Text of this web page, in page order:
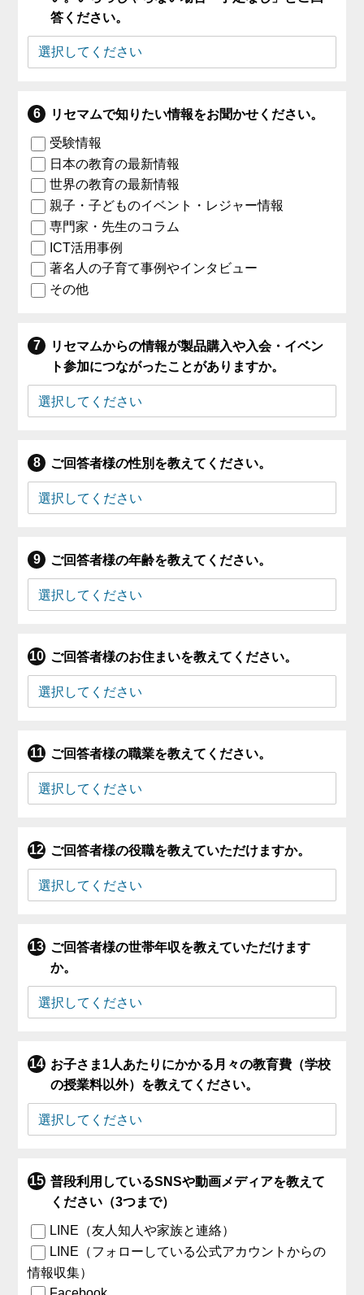
答ください。
リセマムで知りたい情報をお聞かせください。
受験情報
日本の教育の最新情報
世界の教育の最新情報
親子・子どものイベント・レジャー情報
専門家・先生のコラム
ICT活用事例
著名人の子育て事例やインタビュー
その他
リセマムからの情報が製品購入や入会・イベン
ト参加につながったことがありますか。
ご回答者様の性別を教えてください。
ご回答者様の年齢を教えてください。
ご回答者様のお住まいを教えてください。
ご回答者様の職業を教えてください。
ご回答者様の役職を教えていただけますか。
ご回答者様の世帯年収を教えていただけます
か。
お子さま1人あたりにかかる月々の教育費（学校
の授業料以外）を教えてください。
普段利用しているSNSや動画メディアを教えて
ください（3つまで）
LINE（友人知人や家族と連絡）
LINE（フォローしている公式アカウントからの
情報収集）